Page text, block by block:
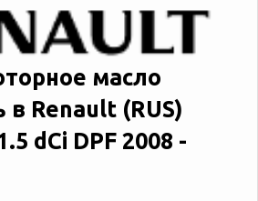
масло
в Renault (RUS)
dCi DPF 2008 -